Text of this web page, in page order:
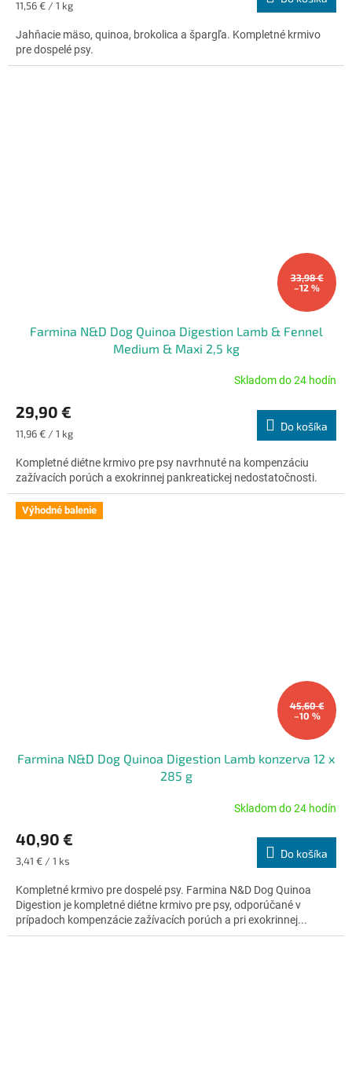
5,0
z
hviezdičiek.
Jednotková
11,56 € / 1 kg
Jahňacie mäso, quinoa, brokolica a špargľa. Kompletné krmivo
pre dospelé psy.
33,98 €
–12 %
Farmina N&D Dog Quinoa Digestion Lamb & Fennel
Medium & Maxi 2,5 kg
produktu
4,8
z
hviezdičiek.
Skladom do 24 hodín
29,90 €
Jednotková
11,96 € / 1 kg
Do košíka
Kompletné diétne krmivo pre psy navrhnuté na kompenzáciu
zažívacích porúch a exokrinnej pankreatickej nedostatočnosti.
Výhodné balenie
45,60 €
–10 %
Farmina N&D Dog Quinoa Digestion Lamb konzerva 12 x
285 g
produktu
je
5,0
z
5
hviezdičiek.
Skladom do 24 hodín
40,90 €
Jednotková
3,41 € / 1 ks
Do košíka
Kompletné krmivo pre dospelé psy. Farmina N&D Dog Quinoa
Digestion je kompletné diétne krmivo pre psy, odporúčané v
prípadoch kompenzácie zažívacích porúch a pri exokrinnej...